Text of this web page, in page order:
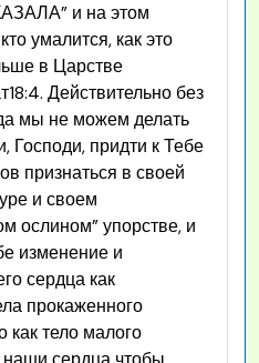
и на этом
умалится, как это
в Царстве
Действительно без
мы не можем делать
Господи, придти к Тебе
признаться в своей
и своем
ослином” упорстве, и
изменение и
сердца как
прокаженного
как тело малого